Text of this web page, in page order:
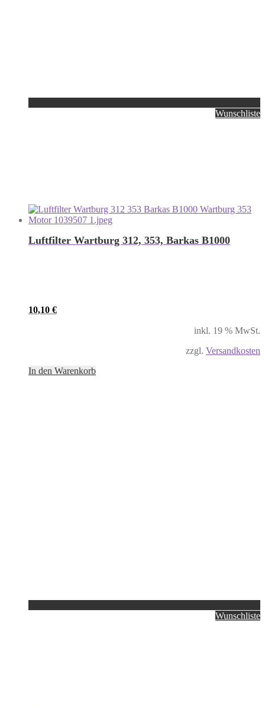
Wunschliste
Luftfilter Wartburg 312, 353, Barkas B1000
10,10 €
inkl. 19 % MwSt.
zzgl. Versandkosten
In den Warenkorb
Wunschliste